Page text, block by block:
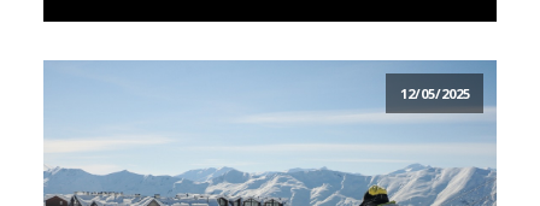
12/05/2025